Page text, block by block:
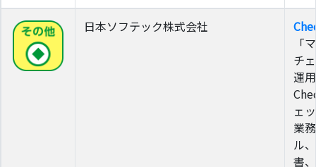
日本ソフテック株式会社
「
チ
運
ェ
業
ル
書